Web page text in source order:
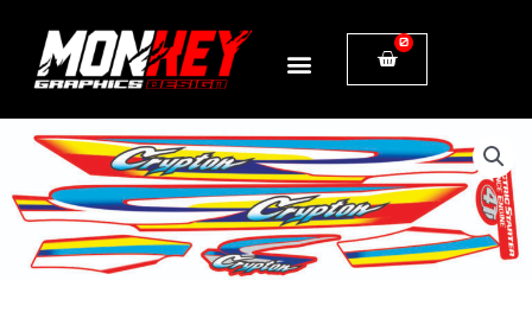
0
Cart
CRYPTON
VIEJO